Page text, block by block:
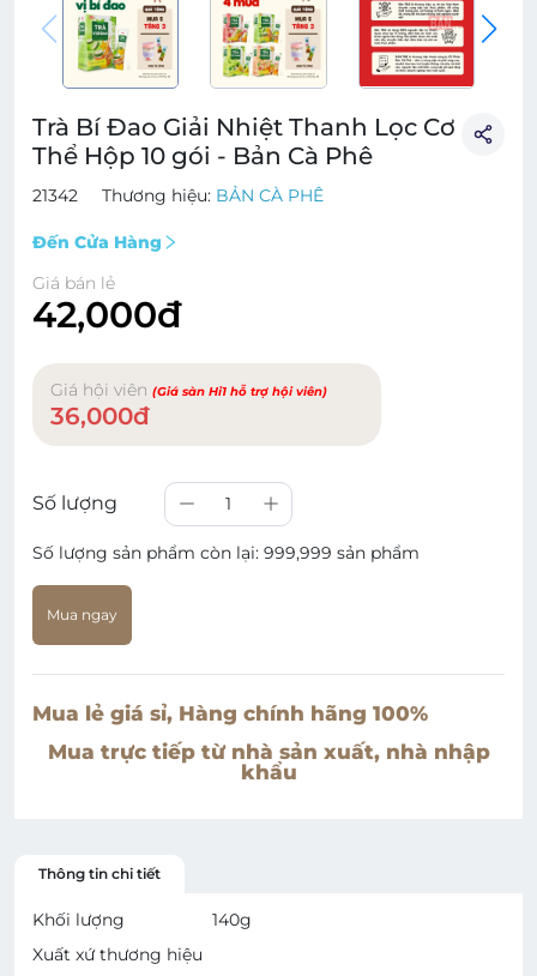
Trà Bí Đao Giải Nhiệt Thanh Lọc Cơ
Thể Hộp 10 gói - Bản Cà Phê
21342 Thương hiệu: BẢN CÀ PHÊ
Đến Cửa Hàng
Giá bán lẻ
42,000đ
Giá hội viên (Giá sàn Hi1 hỗ trợ hội viên)
36,000đ
Số lượng 1
Số lượng sản phẩm còn lại: 999,999 sản phẩm
Mua ngay
Mua lẻ giá sỉ, Hàng chính hãng 100%
Mua trực tiếp từ nhà sản xuất, nhà nhập
khẩu
Thông tin chi tiết
Khối lượng 140g
Xuất xứ thương hiệu